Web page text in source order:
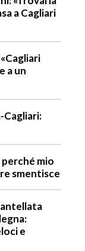
a Cagliari
a un
Cagliari:
mio
smentisce
e